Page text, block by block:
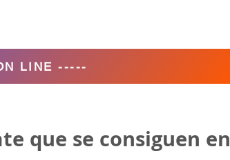
que se consiguen en
LINE -----